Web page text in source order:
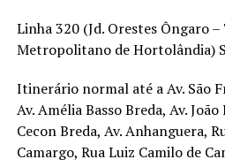
Linha 320 (Jd. Orestes Ôngaro
Metropolitano de Hortolândia)
Itinerário normal até a Av. São
Av. Amélia Basso Breda, Av.
Cecon Breda, Av. Anhanguera,
Camargo, Rua Luiz Camilo de